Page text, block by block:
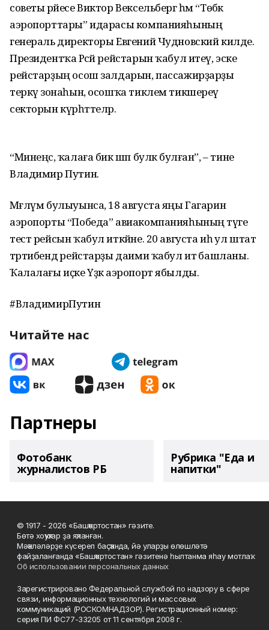
советы рәйесе Виктор Вексельберг һәм “Төбәк
аэропорттары” идарасы компанияһының
генераль директоры Евгений Чудновский килде.
Президентҡа Рәсәй рейстарын ҡабул итеү, эске
рейстарҙың осош залдарын, пассажирҙарҙы
теркәү зонаһын, осошҡа тиклем тикшереү
секторын күрһәттеләр.
“Минеңсә, ҡалаға бик шәп буләк булған”, – тине
Владимир Путин.
Мәғлүм булыуынса, 18 августа яңы Гагарин
аэропорты “Победа” авиакомпанияһының тәүге
тест рейсын ҡабул иткәйне. 20 августа иһә ул штат
тәртибендә рейстарҙы даими ҡабул итә башланы.
Ҡалалағы иҫке Үҙәк аэропорт ябылды.
#ВладимирПутин
Читайте нас
Партнеры
Фотобанк
журналистов РБ
Рубрика "Еда и
напитки"
© 1917 - 2026 «Башҡортостан» гәзите.
Бөтә хоҡуҡтар ҙа яҡланған.
Мәҡәләләрҙе күсереп баҫҡанда, йә уларҙы өлөшләтә
файҙаланғанда «Башҡортостан» гәзитенә һылтанма яһау мотлаҡ.
Об использовании персональных данных
Зарегистрировано Федеральной службой по надзору в сфере
связи, информационных технологий и массовых
коммуникаций (РОСКОМНАДЗОР). Регистрационный номер:
серия ПИ ФС77-33205 от 11 сентября 2008 г.